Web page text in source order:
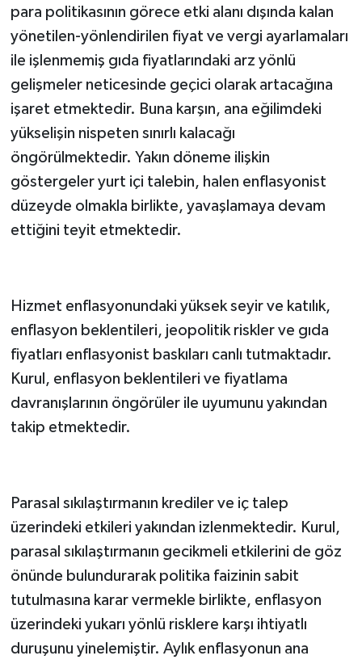
para politikasının görece etki alanı dışında kalan
yönetilen-yönlendirilen fiyat ve vergi ayarlamaları
ile işlenmemiş gıda fiyatlarındaki arz yönlü
gelişmeler neticesinde geçici olarak artacağına
işaret etmektedir. Buna karşın, ana eğilimdeki
yükselişin nispeten sınırlı kalacağı
öngörülmektedir. Yakın döneme ilişkin
göstergeler yurt içi talebin, halen enflasyonist
düzeyde olmakla birlikte, yavaşlamaya devam
ettiğini teyit etmektedir.
Hizmet enflasyonundaki yüksek seyir ve katılık,
enflasyon beklentileri, jeopolitik riskler ve gıda
fiyatları enflasyonist baskıları canlı tutmaktadır.
Kurul, enflasyon beklentileri ve fiyatlama
davranışlarının öngörüler ile uyumunu yakından
takip etmektedir.
Parasal sıkılaştırmanın krediler ve iç talep
üzerindeki etkileri yakından izlenmektedir. Kurul,
parasal sıkılaştırmanın gecikmeli etkilerini de göz
önünde bulundurarak politika faizinin sabit
tutulmasına karar vermekle birlikte, enflasyon
üzerindeki yukarı yönlü risklere karşı ihtiyatlı
duruşunu yinelemiştir. Aylık enflasyonun ana